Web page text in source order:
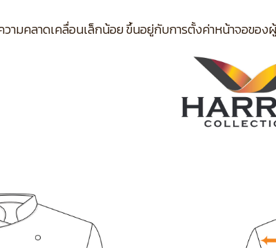
ามคลาดเคลื่อนเล็กน้อย ขึ้นอยู่กับการตั้งค่าหน้าจอของ